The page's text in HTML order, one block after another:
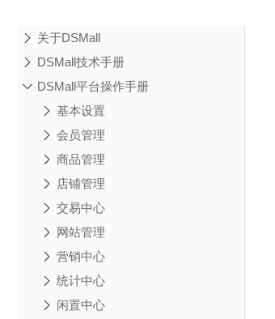
关于DSMall
DSMall技术手册
DSMall平台操作手册
基本设置
会员管理
商品管理
店铺管理
交易中心
网站管理
营销中心
统计中心
闲置中心